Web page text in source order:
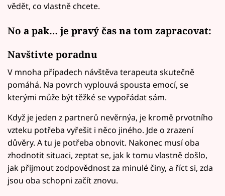
vědět, co vlastně chcete.
No a pak… je pravý čas na tom zapracovat:
Navštivte poradnu
V mnoha případech návštěva terapeuta skutečně
pomáhá. Na povrch vyplouvá spousta emocí, se
kterými může být těžké se vypořádat sám.
Když je jeden z partnerů nevěrnýa, je kromě prvotního
vzteku potřeba vyřešit i něco jiného. Jde o zrazení
důvěry. A tu je potřeba obnovit. Nakonec musí oba
zhodnotit situaci, zeptat se, jak k tomu vlastně došlo,
jak přijmout zodpovědnost za minulé činy, a říct si, zda
jsou oba schopni začít znovu.